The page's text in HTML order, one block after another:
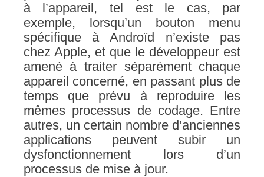
à l’appareil, tel est le cas, par
exemple, lorsqu’un bouton menu
spécifique à Androïd n’existe pas
chez Apple, et que le développeur est
amené à traiter séparément chaque
appareil concerné, en passant plus de
temps que prévu à reproduire les
mêmes processus de codage. Entre
autres, un certain nombre d’anciennes
applications peuvent subir un
dysfonctionnement lors d’un
processus de mise à jour.